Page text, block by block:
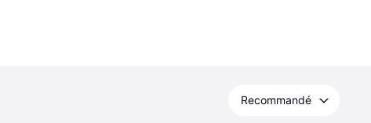
Recommandé